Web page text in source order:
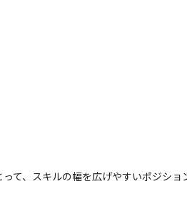
て、スキルの幅を広げやすいポジショ